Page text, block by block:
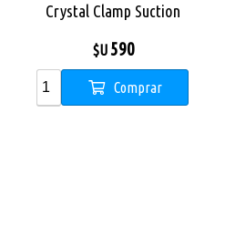
Crystal Clamp Suction
$U 590
Comprar